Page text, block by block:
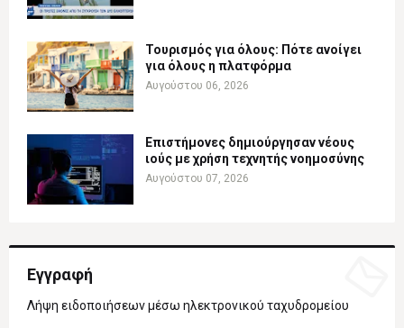
Τουρισμός για όλους: Πότε ανοίγει
για όλους η πλατφόρμα
Αυγούστου 06, 2026
Επιστήμονες δημιούργησαν νέους
ιούς με χρήση τεχνητής νοημοσύνης
Αυγούστου 07, 2026
Εγγραφή
Λήψη ειδοποιήσεων μέσω ηλεκτρονικού ταχυδρομείου